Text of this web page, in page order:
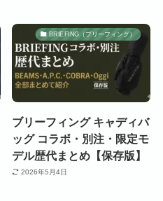
BRIEFING（ブリーフィング）
ブリーフィング キャディバ
ッグ コラボ・別注・限定モ
デル歴代まとめ【保存版】
2026年5月4日